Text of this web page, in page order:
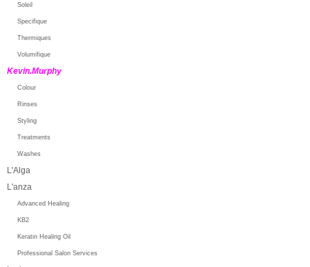
Soleil
Specifique
Thermiques
Volumifique
Kevin.Murphy
Colour
Rinses
Styling
Treatments
Washes
L'Alga
L'anza
Advanced Healing
KB2
Keratin Healing Oil
Professional Salon Services